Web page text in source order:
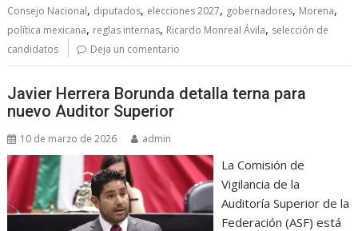
Consejo Nacional, diputados, elecciones 2027, gobernadores, Morena,
política mexicana, reglas internas, Ricardo Monreal Ávila, selección de
candidatos
Deja un comentario
Javier Herrera Borunda detalla terna para
nuevo Auditor Superior
10 de marzo de 2026 admin
La Comisión de
Vigilancia de la
Auditoría Superior de la
Federación (ASF) está